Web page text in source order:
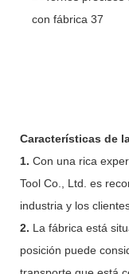
Características de
1. Con una rica
Tool Co., Ltd. es
industria y los
2. La fábrica está
posición puede